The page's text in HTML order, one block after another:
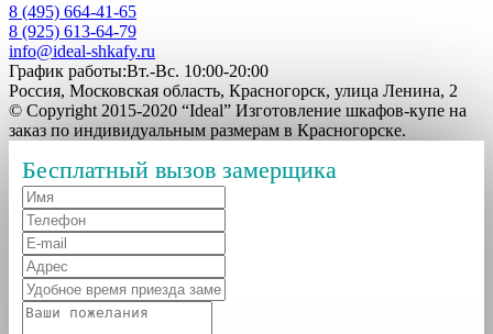
8 (495) 664-41-65
8 (925) 613-64-79
info@ideal-shkafy.ru
График работы:Вт.-Вс. 10:00-20:00
Россия, Московская область, Красногорск, улица Ленина, 2
© Copyright 2015-2020 “Ideal” Изготовление шкафов-купе на
заказ по индивидуальным размерам в Красногорске.
Бесплатный вызов замерщика